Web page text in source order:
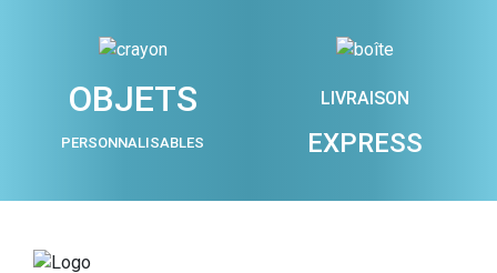
OBJETS
PERSONNALISABLES
LIVRAISON
EXPRESS